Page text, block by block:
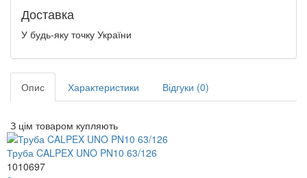
Доставка
У будь-яку точку України
Опис Характеристики Відгуки (0)
З цім товаром купляють
Труба CALPEX UNO PN10 63/126
1010697